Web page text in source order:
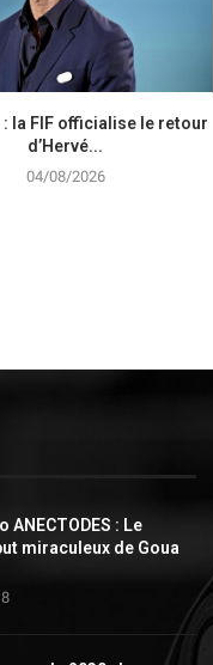
: la FIF officialise le retour
d’Hervé...
04/08/2026
ANECTODES : Le
miraculeux de Goua